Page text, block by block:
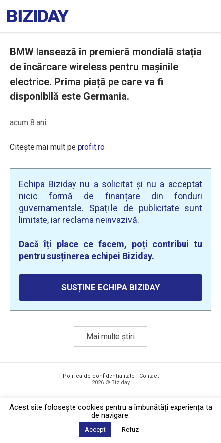
BMW lansează în premieră mondială stația
de încărcare wireless pentru mașinile
electrice. Prima piață pe care va fi
disponibilă este Germania.
acum 8 ani
Citește mai mult pe profit.ro
Echipa Biziday nu a solicitat și nu a acceptat
nicio formă de finanțare din fonduri
guvernamentale. Spațiile de publicitate sunt
limitate, iar reclama neinvazivă.
Dacă îți place ce facem, poți contribui tu
pentru susținerea echipei Biziday.
SUSȚINE ECHIPA BIZIDAY
Mai multe știri
Politica de confidențialitate · Contact
2026 © Biziday
Acest site foloseşte cookies pentru a îmbunătăți experiența ta
de navigare.
Accept Refuz